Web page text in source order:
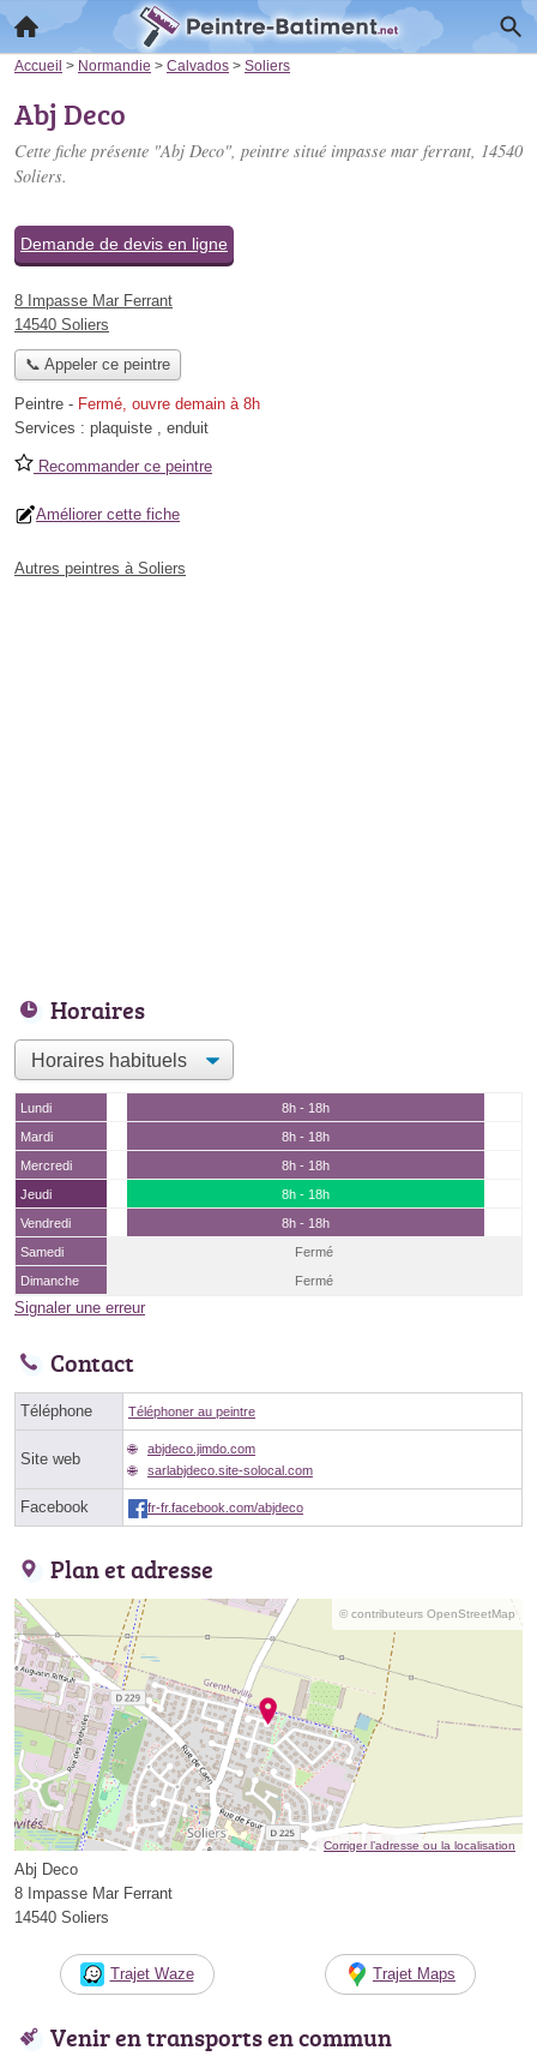
Accueil > Normandie > Calvados > Soliers
Abj Deco
Cette fiche présente "Abj Deco", peintre situé impasse mar ferrant, 14540
Soliers.
Demande de devis en ligne
8 Impasse Mar Ferrant
14540 Soliers
📞 Appeler ce peintre
Peintre - Fermé, ouvre demain à 8h
Services : plaquiste , enduit
Recommander ce peintre
Améliorer cette fiche
Autres peintres à Soliers
Horaires
Lundi
8h - 18h
Mardi
8h - 18h
Mercredi
8h - 18h
Jeudi
8h - 18h
Vendredi
8h - 18h
Samedi
Fermé
Dimanche
Fermé
Signaler une erreur
Contact
Téléphone Téléphoner au peintre
Site web
abjdeco.jimdo.com
sarlabjdeco.site-solocal.com
Facebook fr-fr.facebook.com/abjdeco
Plan et adresse
© contributeurs OpenStreetMap
Corriger l’adresse ou la localisation
Abj Deco
8 Impasse Mar Ferrant
14540 Soliers
Trajet Waze Trajet Maps
Venir en transports en commun